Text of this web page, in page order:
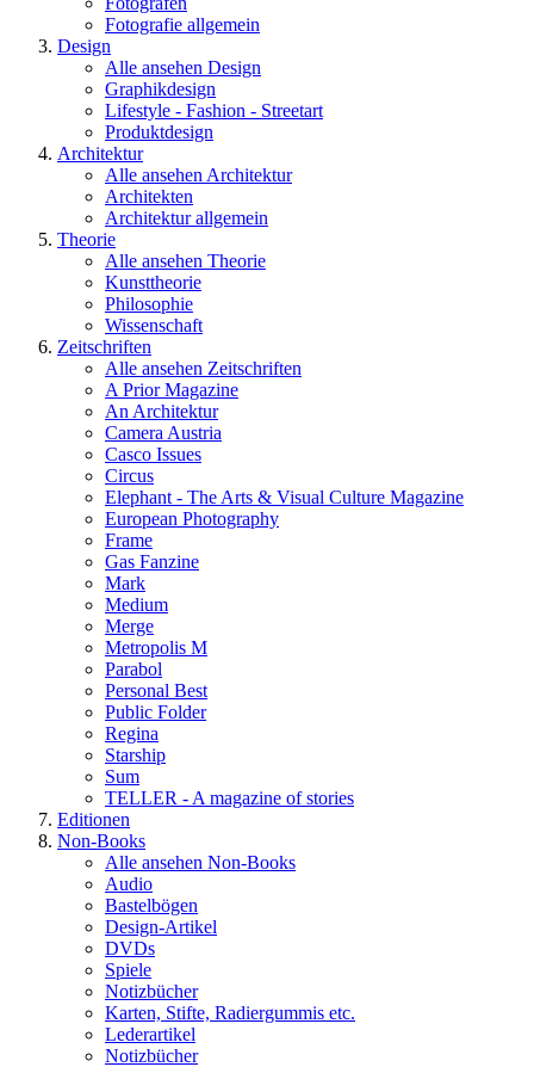
Fotografie allgemein
Design
Alle ansehen Design
Graphikdesign
Lifestyle - Fashion - Streetart
Produktdesign
Architektur
Alle ansehen Architektur
Architekten
Architektur allgemein
Theorie
Alle ansehen Theorie
Kunsttheorie
Philosophie
Wissenschaft
Zeitschriften
Alle ansehen Zeitschriften
A Prior Magazine
An Architektur
Camera Austria
Casco Issues
Circus
Elephant - The Arts & Visual Culture Magazine
European Photography
Frame
Gas Fanzine
Mark
Medium
Merge
Metropolis M
Parabol
Personal Best
Public Folder
Regina
Starship
Sum
TELLER - A magazine of stories
Editionen
Non-Books
Alle ansehen Non-Books
Audio
Bastelbögen
Design-Artikel
DVDs
Spiele
Notizbücher
Karten, Stifte, Radiergummis etc.
Lederartikel
Notizbücher